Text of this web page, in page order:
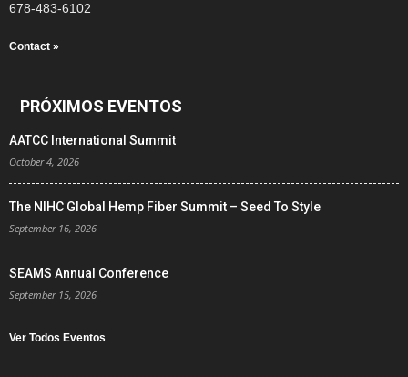
678-483-6102
Contact »
PRÓXIMOS EVENTOS
AATCC International Summit
October 4, 2026
The NIHC Global Hemp Fiber Summit – Seed To Style
September 16, 2026
SEAMS Annual Conference
September 15, 2026
Ver Todos Eventos